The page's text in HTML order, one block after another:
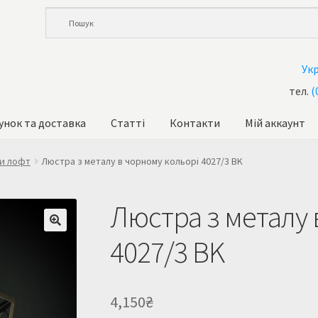
тел.
та доставка Статті Контакти
Мій аккаунт
лофт Люстра з металу в чорному кольорі 4027/3 BK
Люстра з металу
4027/3 BK
4,150₴